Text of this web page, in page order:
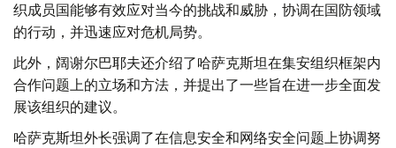
织成员国能够有效应对当今的挑战和威胁，协调在国防领域
的行动，并迅速应对危机局势。
此外，阔谢尔巴耶夫还介绍了哈萨克斯坦在集安组织框架内
合作问题上的立场和方法，并提出了一些旨在进一步全面发
展该组织的建议。
哈萨克斯坦外长强调了在信息安全和网络安全问题上协调努